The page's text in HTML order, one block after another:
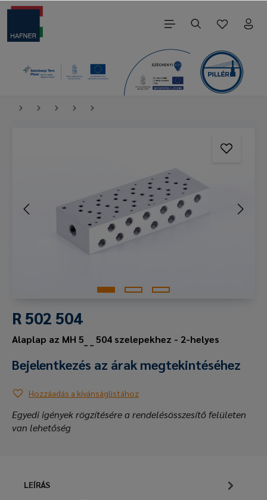
R 502 504
Alaplap az MH 5_ _ 504 szelepekhez - 2-helyes
Bejelentkezés az árak megtekintéséhez
Hozzáadás a kívánságlistához
Egyedi igények rögzítésére a rendelésösszesítő felületen
van lehetőség
LEÍRÁS